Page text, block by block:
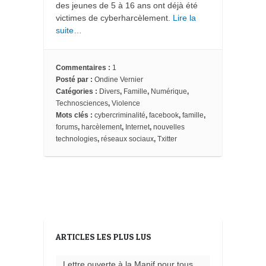
des jeunes de 5 à 16 ans ont déjà été
victimes de cyberharcèlement. Lire la
suite…
Commentaires : 1
Posté par : Ondine Vernier
Catégories : Divers, Famille, Numérique,
Technosciences, Violence
Mots clés : cybercriminalité, facebook, famille,
forums, harcèlement, Internet, nouvelles
technologies, réseaux sociaux, Txitter
ARTICLES LES PLUS LUS
Lettre ouverte à la Manif pour tous